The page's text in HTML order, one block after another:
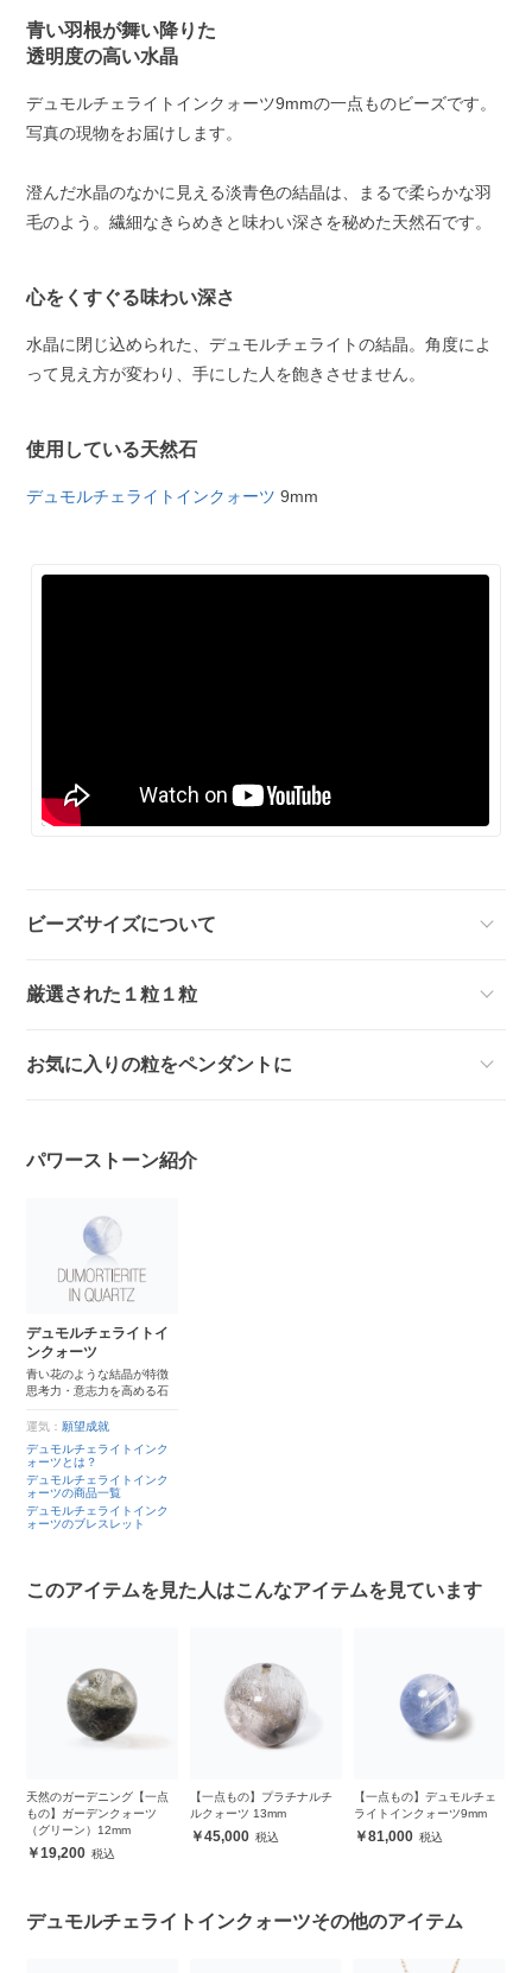
青い羽根が舞い降りた
透明度の高い水晶
デュモルチェライトインクォーツ9mmの一点ものビーズです。
写真の現物をお届けします。
澄んだ水晶のなかに見える淡青色の結晶は、まるで柔らかな羽
毛のよう。繊細なきらめきと味わい深さを秘めた天然石です。
心をくすぐる味わい深さ
水晶に閉じ込められた、デュモルチェライトの結晶。角度によ
って見え方が変わり、手にした人を飽きさせません。
使用している天然石
デュモルチェライトインクォーツ 9mm
ビーズサイズについて
厳選された１粒１粒
お気に入りの粒をペンダントに
パワーストーン紹介
デュモルチェライトイ
ンクォーツ
青い花のような結晶が特徴
思考力・意志力を高める石
運気： 願望成就
デュモルチェライトインク
ォーツとは？
デュモルチェライトインク
ォーツの商品一覧
デュモルチェライトインク
ォーツのブレスレット
このアイテムを見た人はこんなアイテムを見ています
天然のガーデニング【一点
もの】ガーデンクォーツ
（グリーン）12mm
19,200
【一点もの】プラチナルチ
ルクォーツ 13mm
45,000
【一点もの】デュモルチェ
ライトインクォーツ9mm
81,000
デュモルチェライトインクォーツその他のアイテム